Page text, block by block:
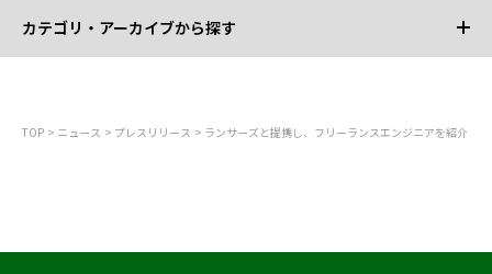
カテゴリ・アーカイブから探す
TOP ニュース プレスリリース ランサーズと提携し、フリーランスエンジニアを紹介